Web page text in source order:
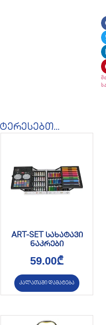
ART-SET სახატავი
ნაკრები
59.00₾
კალათაში დამატება